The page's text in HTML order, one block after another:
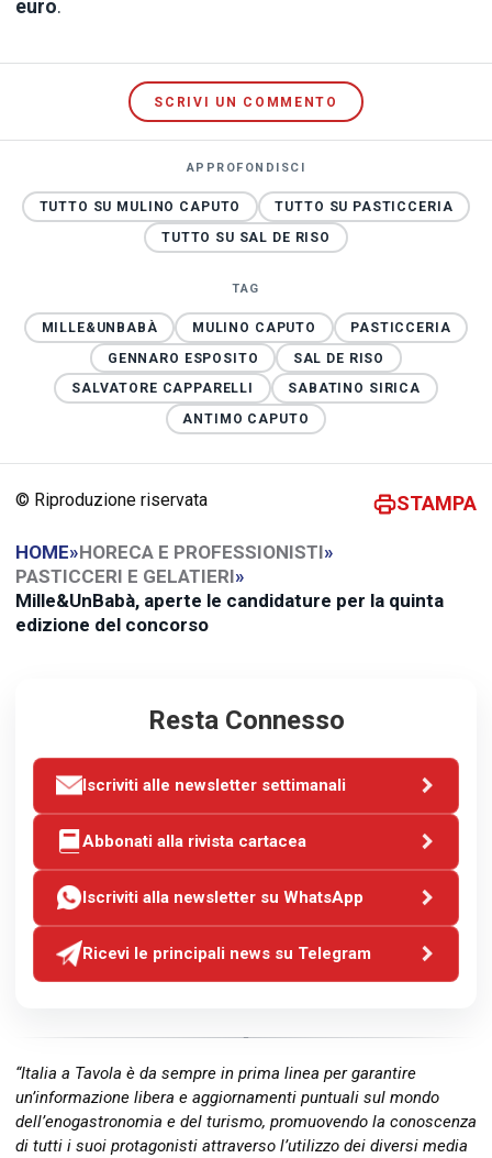
euro.
SCRIVI UN COMMENTO
APPROFONDISCI
TUTTO SU MULINO CAPUTO
TUTTO SU PASTICCERIA
TUTTO SU SAL DE RISO
TAG
MILLE&UNBABÀ MULINO CAPUTO
PASTICCERIA
GENNARO ESPOSITO
SAL DE RISO
SALVATORE CAPPARELLI
SABATINO SIRICA
ANTIMO CAPUTO
© Riproduzione riservata STAMPA
HOME»HORECA E PROFESSIONISTI»
PASTICCERI E GELATIERI»
Mille&UnBabà, aperte le candidature per la quinta
edizione del concorso
Resta Connesso
Iscriviti alle newsletter settimanali
Abbonati alla rivista cartacea
Iscriviti alla newsletter su WhatsApp
Ricevi le principali news su Telegram
“Italia a Tavola è da sempre in prima linea per garantire
un’informazione libera e aggiornamenti puntuali sul mondo
dell’enogastronomia e del turismo, promuovendo la conoscenza
di tutti i suoi protagonisti attraverso l’utilizzo dei diversi media